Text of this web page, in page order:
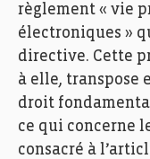
règlement « vie
électroniques »
directive. Cette
à elle, transpose
droit
ce qui concerne
consacré à